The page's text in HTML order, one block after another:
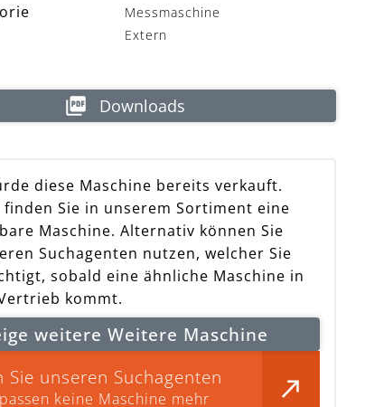
bereits
Messmaschine
Extern
Downloads
diese Maschine bereits verkauft.
Sie in unserem Sortiment eine
Maschine. Alternativ können Sie
Suchagenten nutzen, welcher Sie
sobald eine ähnliche Maschine in
kommt.
weitere Weitere Maschine
Sie unseren Suchagenten
keine Maschine mehr